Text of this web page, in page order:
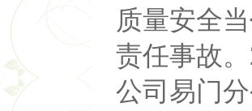
质量安全
责任事故
公司易门